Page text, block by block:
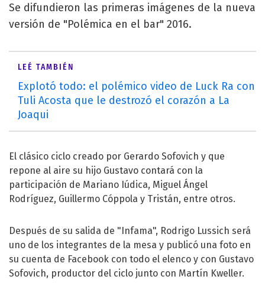
Se difundieron las primeras imágenes de la nueva
versión de "Polémica en el bar" 2016.
LEÉ TAMBIÉN
Explotó todo: el polémico video de Luck Ra con
Tuli Acosta que le destrozó el corazón a La
Joaqui
El clásico ciclo creado por Gerardo Sofovich y que
repone al aire su hijo Gustavo contará con la
participación de Mariano Iúdica, Miguel Ángel
Rodríguez, Guillermo Cóppola y Tristán, entre otros.
Después de su salida de "Infama", Rodrigo Lussich será
uno de los integrantes de la mesa y publicó una foto en
su cuenta de Facebook con todo el elenco y con Gustavo
Sofovich, productor del ciclo junto con Martín Kweller.